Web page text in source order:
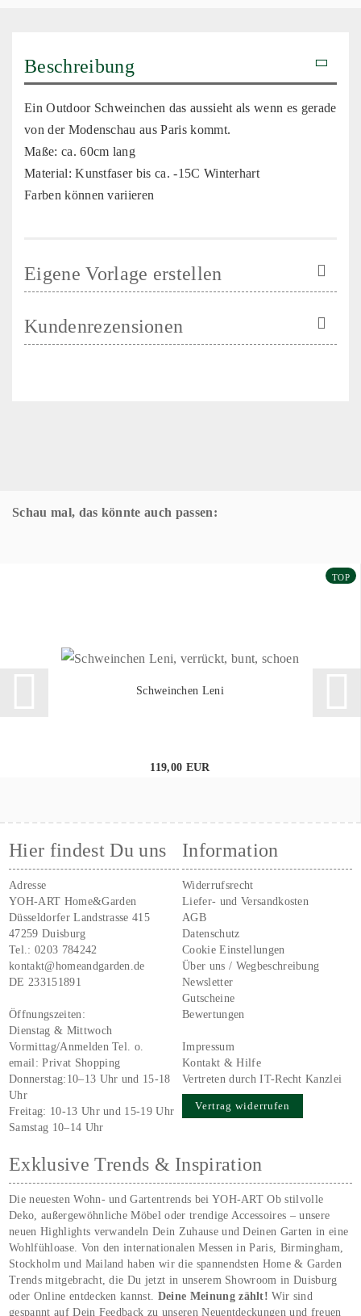
Beschreibung
Ein Outdoor Schweinchen das aussieht als wenn es gerade
von der Modenschau aus Paris kommt.
Maße: ca. 60cm lang
Material: Kunstfaser bis ca. -15C Winterhart
Farben können variieren
Eigene Vorlage erstellen
Kundenrezensionen
Schau mal, das könnte auch passen:
TOP
Schweinchen Leni
119,00 EUR
Hier findest Du uns
Adresse
YOH-ART Home&Garden
Düsseldorfer Landstrasse 415
47259 Duisburg
Tel.:0203 784242
kontakt@homeandgarden.de
DE 233151891
Öffnungszeiten:
Dienstag & Mittwoch
Vormittag/Anmelden Tel. o.
email:Privat Shopping
Donnerstag:10–13 Uhr und 15-18
Uhr
Freitag: 10-13 Uhr und 15-19 Uhr
Samstag 10–14 Uhr
Information
Widerrufsrecht
Liefer- und Versandkosten
AGB
Datenschutz
Cookie Einstellungen
Über uns / Wegbeschreibung
Newsletter
Gutscheine
Bewertungen
Impressum
Kontakt & Hilfe
Vertreten durch IT-Recht Kanzlei
Vertrag widerrufen
Exklusive Trends & Inspiration
Die neuesten Wohn- und Gartentrends bei YOH‑ART Ob stilvolle
Deko, außergewöhnliche Möbel oder trendige Accessoires – unsere
neuen Highlights verwandeln Dein Zuhause und Deinen Garten in eine
Wohlfühloase. Von den internationalen Messen in Paris, Birmingham,
Stockholm und Mailand haben wir die spannendsten Home & Garden
Trends mitgebracht, die Du jetzt in unserem Showroom in Duisburg
oder Online entdecken kannst. Deine Meinung zählt!Wir sind
gespannt auf Dein Feedback zu unseren Neuentdeckungen und freuen